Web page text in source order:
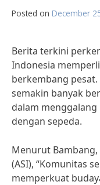
Posted on December
Berita terkini
Indonesia
berkembang
semakin banyak
dalam
dengan sepeda.
Menurut Bambang,
(ASI), “Komunitas
memperkuat